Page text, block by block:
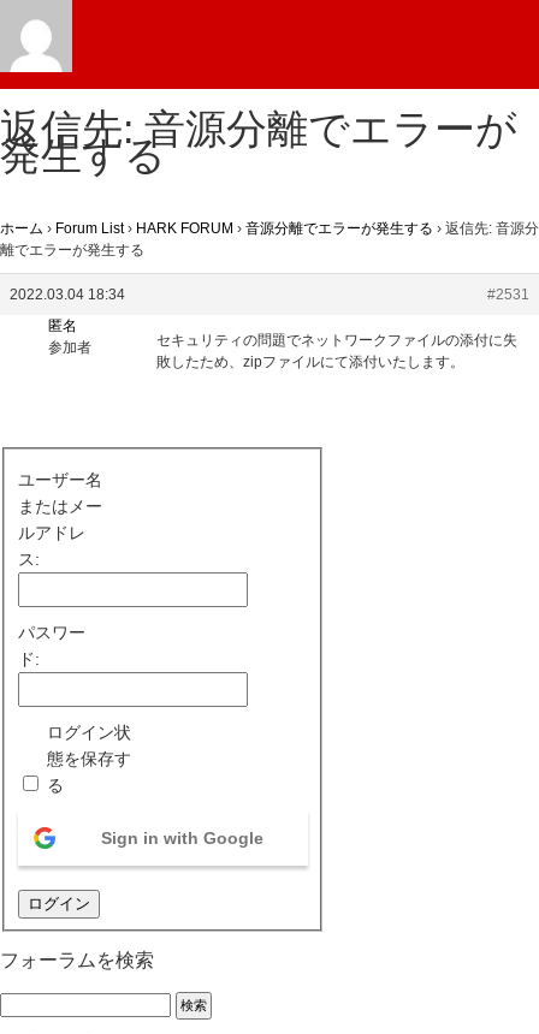
返信先: 音源分離でエラーが
発生する
ホーム › Forum List › HARK FORUM › 音源分離でエラーが発生する › 返信先: 音源分
離でエラーが発生する
2022.03.04 18:34
#2531
匿名
参加者
セキュリティの問題でネットワークファイルの添付に失
敗したため、zipファイルにて添付いたします。
ユーザー名
またはメー
ルアドレ
ス:
パスワー
ド:
ログイン状
態を保存す
る
Sign in with Google
ログイン
フォーラムを検索